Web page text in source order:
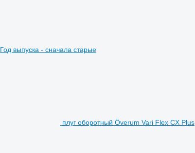
Год выпуска - сначала старые
плуг оборотный Överum Vari Flex CX Plus